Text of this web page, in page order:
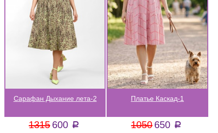
Сарафан Дыхание лета-2
1315 600 a
Платье Каскад-1
1050 650 a